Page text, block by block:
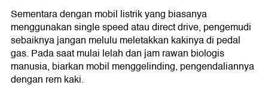
Sementara dengan mobil listrik yang biasanya
menggunakan single speed atau direct drive, pengemudi
sebaiknya jangan melulu meletakkan kakinya di pedal
gas. Pada saat mulai lelah dan jam rawan biologis
manusia, biarkan mobil menggelinding, pengendaliannya
dengan rem kaki.